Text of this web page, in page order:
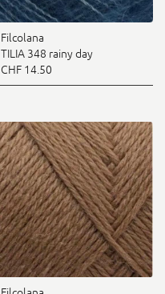
Filcolana
TILIA 348 rainy day
CHF 14.50